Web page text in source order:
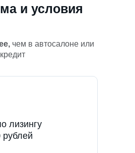
и условия
чем в автосалоне или
лизингу
рублей